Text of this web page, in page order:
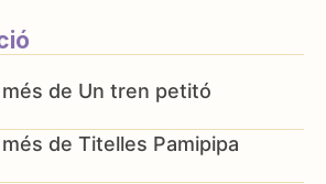
Un tren petitó
Titelles Pamipipa